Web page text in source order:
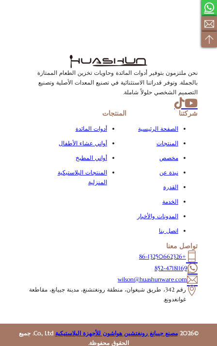
نحن ملتزمون بتوفير أدوات المائدة وحاويات تخزين الطعام الممتازة
بالجملة. وتوفر قدراتنا الاستثنائية في تصنيع المعدات الأصلية وتصنيع
التصميم الشخصي حلولاً شاملة.
شركتنا
الصفحة الرئيسية
المنتجات
مخصص
نبذة عن
القدرة
الخدمة
المدونات والأخبار
اتصل بنا
المنتجات
أدوات المائدة
أواني عشاء الأطفال
أواني المطبخ
المنتجات البلاستيكية
المنزلية
تواصل معنا
+86-13250662326
852-47181169
wilson@huashunware.com
رقم 342، طريق شيغوان، منطقة رونغتشنغ، مدينة جييانغ، مقاطعة
غوانغدونغ.
©2026 مصنع جييانغ رونغتشين هواشون للأجهزة البلاستيكية
Co., Ltd. جميع
الحقوق محفوظة.